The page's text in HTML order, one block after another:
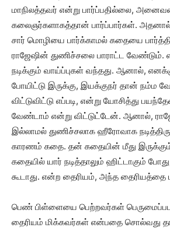
மாநிலத்தவர் என்று பார்ப்பதில்லை,
கலைஞர்களாகத்தான் பார்ப்பார்கள்.
சார் மொழியை பார்க்காமல் கதையை
ராஜேஷின் துணிச்சலை பாராட்ட
நடிக்கும் வாய்ப்புகள் வந்தது. ஆனால்,
போயிட்டு இருக்கு, இயக்குநர் தான் நம்ம
விட்டுவிட்டு எப்படி, என்று யோசித்து
வேண்டாம் என்று விட்டுட்டேன். ஆனால்,
இல்லாமல் துணிச்சலாக ஹீரோவாக
காரணம் கதை. தன் கதையின் மீது
கதையில் யார் நடித்தாலும் ஹிட்டாகும்
கூடாது. என்ற தைரியம், அந்த தைரியத்தை
பெண் பிள்ளையை பெற்றவர்கள்
தைரியம் மிக்கவர்கள் என்பதை சொல்வது